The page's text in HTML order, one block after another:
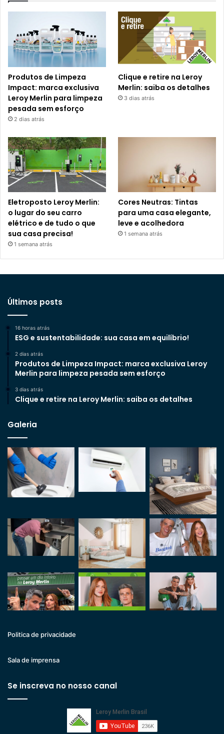
Produtos de Limpeza
Impact: marca exclusiva
Leroy Merlin para limpeza
pesada sem esforço
2 dias atrás
Clique e retire na Leroy
Merlin: saiba os detalhes
3 dias atrás
Eletroposto Leroy Merlin:
o lugar do seu carro
elétrico e de tudo o que
sua casa precisa!
1 semana atrás
Cores Neutras: Tintas
para uma casa elegante,
leve e acolhedora
1 semana atrás
Últimos posts
16 horas atrás
ESG e sustentabilidade: sua casa em equilíbrio!
2 dias atrás
Produtos de Limpeza Impact: marca exclusiva Leroy
Merlin para limpeza pesada sem esforço
3 dias atrás
Clique e retire na Leroy Merlin: saiba os detalhes
Galeria
Politica de privacidade
Sala de imprensa
Se inscreva no nosso canal